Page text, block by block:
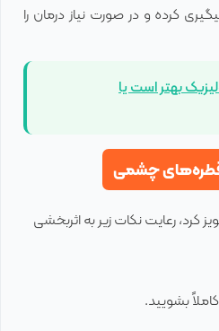
کرده و در صورت نیاز درمان را
بهتر است یا
قطره‌های چشمی
کرد، رعایت نکات زیر به اثربخشی
بشویید.